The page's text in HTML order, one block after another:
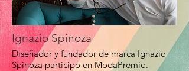
Ignazio Spinoza
Diseñador y fundador de marca Ignazio
Spinoza participo en ModaPremio.